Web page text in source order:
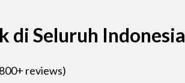
di Seluruh Indonesia
reviews)